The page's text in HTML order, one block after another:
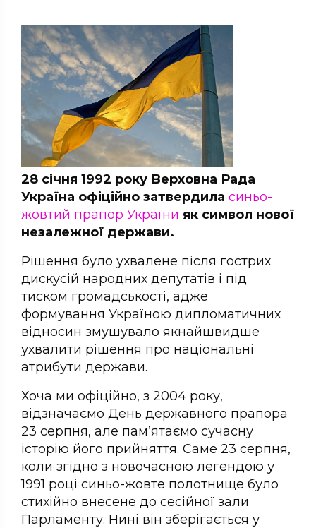
28 січня 1992 року Верховна Рада
Україна офіційно затвердила синьо-
жовтий прапор України як символ нової
незалежної держави.
Рішення було ухвалене після гострих
дискусій народних депутатів і під
тиском громадськості, адже
формування Україною дипломатичних
відносин змушувало якнайшвидше
ухвалити рішення про національні
атрибути держави.
Хоча ми офіційно, з 2004 року,
відзначаємо День державного прапора
23 серпня, але пам’ятаємо сучасну
історію його прийняття. Саме 23 серпня,
коли згідно з новочасною легендою у
1991 році синьо-жовте полотнище було
стихійно внесене до сесійної зали
Парламенту. Нині він зберігається у